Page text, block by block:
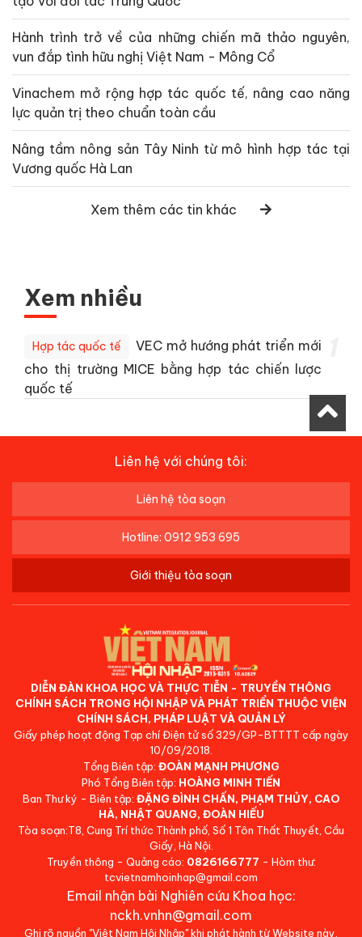
Hành trình trở về của những chiến mã thảo nguyên,
vun đắp tình hữu nghị Việt Nam - Mông Cổ
Vinachem mở rộng hợp tác quốc tế, nâng cao năng
lực quản trị theo chuẩn toàn cầu
Nâng tầm nông sản Tây Ninh từ mô hình hợp tác tại
Vương quốc Hà Lan
Xem thêm các tin khác
Xem nhiều
Hợp tác quốc tế
VEC mở hướng phát triển mới
cho thị trường MICE bằng hợp tác chiến lược
quốc tế
Liên hệ với chúng tôi:
Liên hệ tòa soạn
Hotline: 0912 953 695
Giới thiệu tòa soạn
DIỄN ĐÀN KHOA HỌC VÀ THỰC TIỄN - TRUYỀN THÔNG
CHÍNH SÁCH TRONG HỘI NHẬP VÀ PHÁT TRIỂN THUỘC VIỆN
CHÍNH SÁCH, PHÁP LUẬT VÀ QUẢN LÝ
Giấy phép hoạt động Tạp chí Điện tử số 329/GP-BTTTT cấp ngày
10/09/2018.
Tổng Biên tập: ĐOÀN MẠNH PHƯƠNG
Phó Tổng Biên tập: HOÀNG MINH TIẾN
Ban Thư ký - Biên tập: ĐẶNG ĐÌNH CHẤN, PHẠM THỦY, CAO
HÀ, NHẬT QUANG, ĐOÀN HIẾU
Tòa soạn:T8, Cung Trí thức Thành phố, Số 1 Tôn Thất Thuyết, Cầu
Giấy, Hà Nội.
Truyền thông - Quảng cáo: 0826166777 - Hòm thư:
tcvietnamhoinhap@gmail.com
Email nhận bài Nghiên cứu Khoa học:
nckh.vnhn@gmail.com
Ghi rõ nguồn "Việt Nam Hội Nhập" khi phát hành từ Website này.